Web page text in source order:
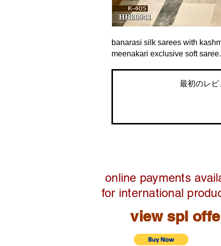
banarasi silk sarees with
meenakari exclusive soft saree.
最初のレビ
online payments
for international
view spl